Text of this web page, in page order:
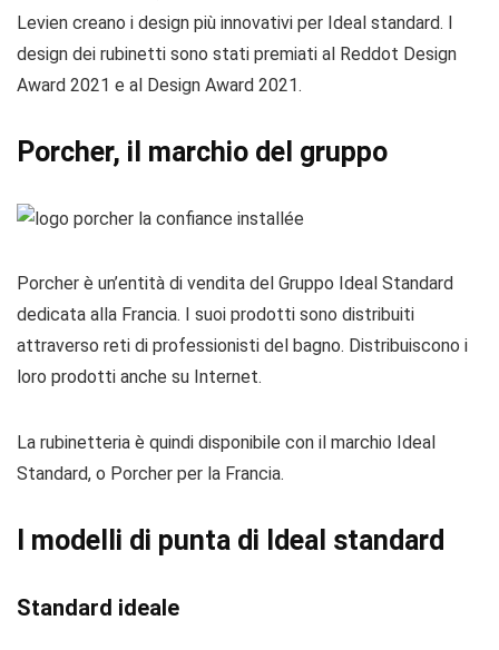
Levien creano i design più innovativi per Ideal standard. I
design dei rubinetti sono stati premiati al Reddot Design
Award 2021 e al Design Award 2021.
Porcher, il marchio del gruppo
Porcher è un’entità di vendita del Gruppo Ideal Standard
dedicata alla Francia. I suoi prodotti sono distribuiti
attraverso reti di professionisti del bagno. Distribuiscono i
loro prodotti anche su Internet.
La rubinetteria è quindi disponibile con il marchio Ideal
Standard, o Porcher per la Francia.
I modelli di punta di Ideal standard
Standard ideale